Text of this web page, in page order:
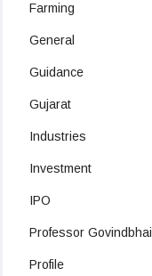
Farming
General
Guidance
Gujarat
Industries
Investment
IPO
Professor Govindbhai
Profile